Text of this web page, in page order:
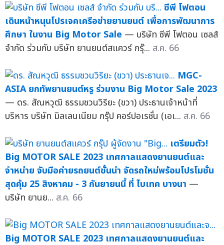
ซีพี โฟตอน
เดินหน้าหนุนโปรเจคเครือข่ายยานยนต์ เพื่อการพัฒนาการ
ศึกษา ในงาน Big Motor Sale — บริษัท ซีพี โฟตอน เซลส์
จำกัด ร่วมกับ บริษัท ยานยนต์สแควร์ กรุ๊... ส.ค. 66
MGC-
ASIA ยกทัพยานยนต์หรู ร่วมงาน Big Motor Sale 2023
— ดร. สัณหวุฒิ ธรรมชวนวิริยะ (ขวา) ประธานเจ้าหน้าที่
บริหาร บริษัท มิลเลนเนียม กรุ๊ป คอร์ปอเรชั่น (เอเ... ส.ค. 66
เตรียมตัว!
Big MOTOR SALE 2023 เทศกาลแสดงยานยนต์และ
จำหน่าย จับมือค่ายรถยนต์ชั้นนำ จัดรถใหม่พร้อมโปรโมชั่น
สุดคุ้ม 25 สิงหาคม - 3 กันยายนนี้ ที่ ไบเทค บางนา —
บริษัท ยานย... ส.ค. 66
Big MOTOR SALE 2023 เทศกาลแสดงยานยนต์และ